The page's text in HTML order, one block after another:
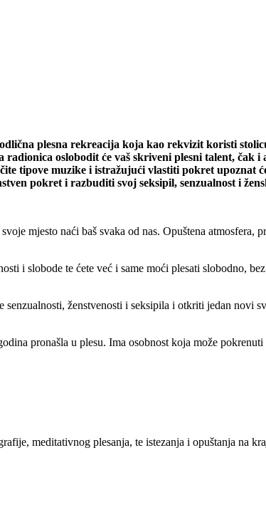
plesna rekreacija koja kao rekvizit koristi
radionica oslobodit će vaš skriveni plesni talent, čak i
tipove muzike i istražujući vlastiti pokret upoznat
pokret i razbuditi svoj seksipil, senzualnost i
mjesto naći baš svaka od nas. Opuštena
i slobode te ćete već i same moći plesati slobodno,
ženstvenosti i seksipila i otkriti jedan novi
pronašla u plesu. Ima osobnost koja može
meditativnog plesanja, te istezanja i opuštanja na